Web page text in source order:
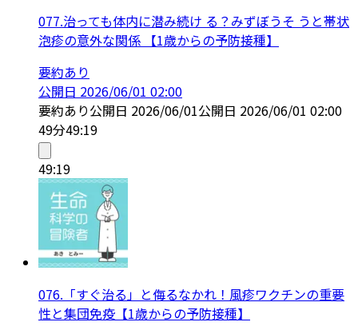
077.治っても体内に潜み続け る？みずぼうそ うと帯状
泡疹の意外な関係 【1歳からの予防接種】
要約あり
公開日 2026/06/01 02:00
要約あり公開日 2026/06/01公開日 2026/06/01 02:00
49分49:19
49:19
076.「すぐ治る」と侮るなかれ！風疹ワクチンの重要
性と集団免疫【1歳からの予防接種】